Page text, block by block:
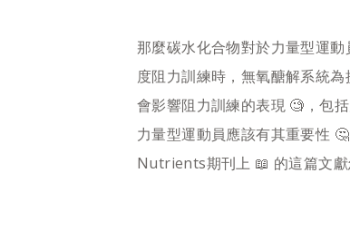
那麼碳水化合物對於力量型運
度阻力訓練時，無氧醣解系統
會影響阻力訓練的表現 🧐，包
力量型運動員應該有其重要性
Nutrients期刊上 📖 的這篇文獻